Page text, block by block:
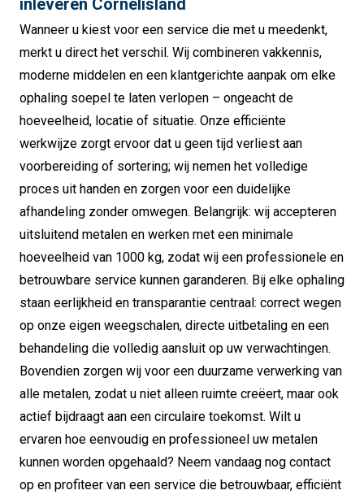
inleveren Cornelisland
Wanneer u kiest voor een service die met u meedenkt,
merkt u direct het verschil. Wij combineren vakkennis,
moderne middelen en een klantgerichte aanpak om elke
ophaling soepel te laten verlopen – ongeacht de
hoeveelheid, locatie of situatie. Onze efficiënte
werkwijze zorgt ervoor dat u geen tijd verliest aan
voorbereiding of sortering; wij nemen het volledige
proces uit handen en zorgen voor een duidelijke
afhandeling zonder omwegen. Belangrijk: wij accepteren
uitsluitend metalen en werken met een minimale
hoeveelheid van 1000 kg, zodat wij een professionele en
betrouwbare service kunnen garanderen. Bij elke ophaling
staan eerlijkheid en transparantie centraal: correct wegen
op onze eigen weegschalen, directe uitbetaling en een
behandeling die volledig aansluit op uw verwachtingen.
Bovendien zorgen wij voor een duurzame verwerking van
alle metalen, zodat u niet alleen ruimte creëert, maar ook
actief bijdraagt aan een circulaire toekomst. Wilt u
ervaren hoe eenvoudig en professioneel uw metalen
kunnen worden opgehaald? Neem vandaag nog contact
op en profiteer van een service die betrouwbaar, efficiënt